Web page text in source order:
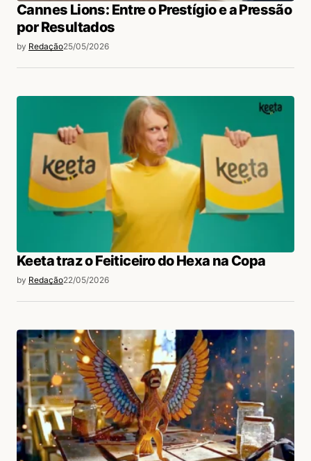
Cannes Lions: Entre o Prestígio e a Pressão
por Resultados
by Redação25/05/2026
Keeta traz o Feiticeiro do Hexa na Copa
by Redação22/05/2026